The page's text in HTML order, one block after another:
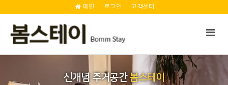
메인 로그인 고객센터
신개념 주거공간봄스테이